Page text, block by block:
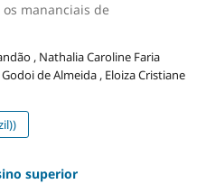
mananciais de
, Nathalia Caroline Faria
de Almeida , Eloiza Cristiane
superior